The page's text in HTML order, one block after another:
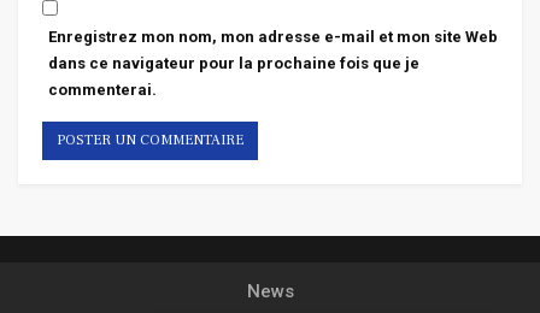
Enregistrez mon nom, mon adresse e-mail et mon site Web
dans ce navigateur pour la prochaine fois que je
commenterai.
News